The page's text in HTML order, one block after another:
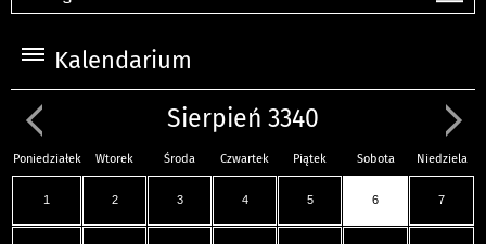
Kalendarium
Sierpień 3340
Poniedziałek Wtorek Środa Czwartek Piątek Sobota Niedziela
1 2 3 4 5 6 7